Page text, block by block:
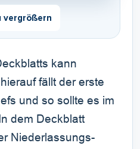
vergrößern
kann
fällt der erste
und so sollte es im
dem Deckblatt
Niederlassungs-